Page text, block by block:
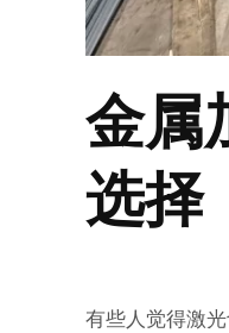
金属
选择
有些人觉得激